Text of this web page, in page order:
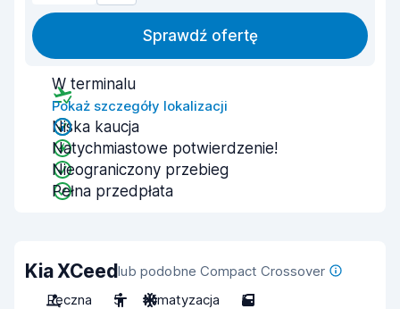
Sprawdź ofertę
W terminalu
Pokaż szczegóły lokalizacji
Niska kaucja
Natychmiastowe potwierdzenie!
Nieograniczony przebieg
Pełna przedpłata
Kia XCeedlub podobne Compact Crossover
Ręczna
5 Klimatyzacja 5